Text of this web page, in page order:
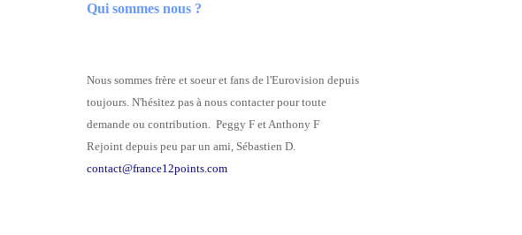
Qui sommes nous ?
Nous sommes frère et soeur et fans de l'Eurovision depuis
toujours. N'hésitez pas à nous contacter pour toute
demande ou contribution. Peggy F et Anthony F
Rejoint depuis peu par un ami, Sébastien D.
contact@france12points.com